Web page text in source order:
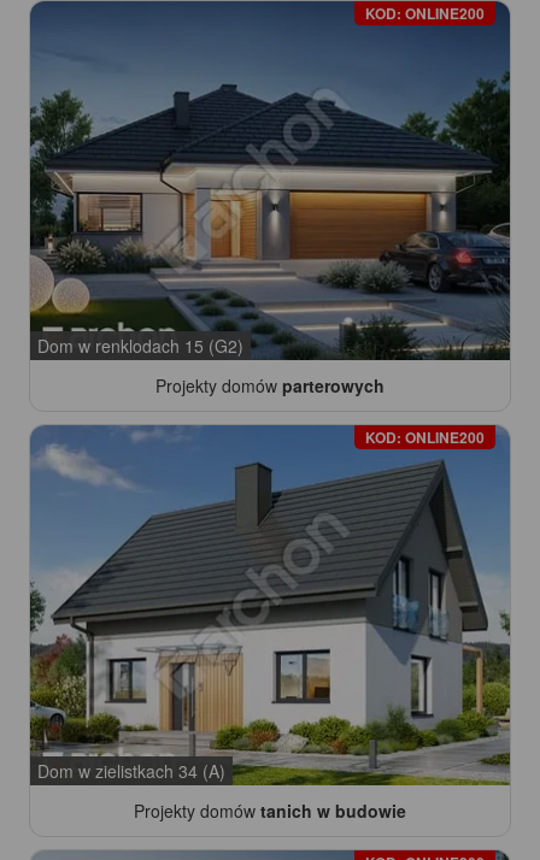
KOD: ONLINE200
Dom w renklodach 15 (G2)
Projekty domów parterowych
KOD: ONLINE200
Dom w zielistkach 34 (A)
Projekty domów tanich w budowie